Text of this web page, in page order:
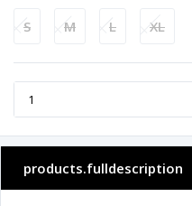
S M L XL
products.fulldescription